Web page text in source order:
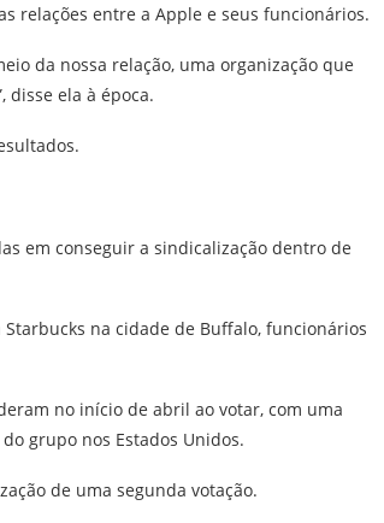
relações entre a Apple e seus funcionários.
da nossa relação, uma organização que
disse ela à época.
em conseguir a sindicalização dentro de
na cidade de Buffalo, funcionários
no início de abril ao votar, com uma
grupo nos Estados Unidos.
de uma segunda votação.